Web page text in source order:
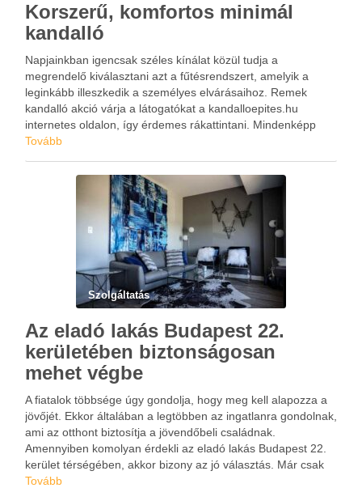
Korszerű, komfortos minimál
kandalló
Napjainkban igencsak széles kínálat közül tudja a
megrendelő kiválasztani azt a fűtésrendszert, amelyik a
leginkább illeszkedik a személyes elvárásaihoz. Remek
kandalló akció várja a látogatókat a kandalloepites.hu
internetes oldalon, így érdemes rákattintani. Mindenképp
javasolt felvenni a kapcsolatot egy hozzáértő személlyel, aki
bizony sokszor …
Tovább
Szolgáltatás
Az eladó lakás Budapest 22.
kerületében biztonságosan
mehet végbe
A fiatalok többsége úgy gondolja, hogy meg kell alapozza a
jövőjét. Ekkor általában a legtöbben az ingatlanra gondolnak,
ami az otthont biztosítja a jövendőbeli családnak.
Amennyiben komolyan érdekli az eladó lakás Budapest 22.
kerület térségében, akkor bizony az jó választás. Már csak
azért is, mert maga Törley József is ezt …
Tovább